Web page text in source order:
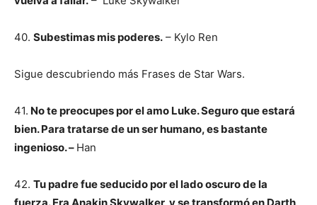
40. Subestimas mis poderes. – Kylo Ren
Sigue descubriendo más Frases de Star Wars.
41. No te preocupes por el amo Luke. Seguro que estará
bien. Para tratarse de un ser humano, es bastante
ingenioso. – Han
42. Tu padre fue seducido por el lado oscuro de la
fuerza. Era Anakin Skywalker, y se transformó en Darth